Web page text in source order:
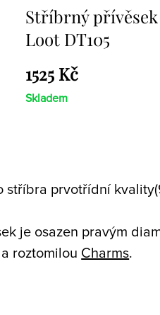
Přívěsek
1467 Kč
Skladem
prvotřídní
je osazen pravým
a roztomilou Charms.